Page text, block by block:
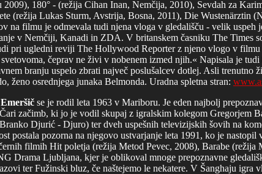
2009), 180° - (režija Cihan Inan, Nemčija, 2010), Sevdah za
(režija Lukas Sturm, Avstrija, Bosna, 2011), Die Wustenärztin
na filmu je odmevala tudi njena vloga v gledališču - velik
v Nemčiji, Kanadi in ZDA. V britanskem časniku The Times
pri ugledni reviji The Hollywood Reporter z njeno vlogo v
čeprav ne živi v nobenem izmed njih.« Napisala je
branju uspelo zbrati največ poslušalcev dotlej. Asli
ženo osrednjega junaka Belmonda. Uradna spletna stran:
se je rodil leta 1963 v Mariboru. Je eden najbolj
začimb, ki jo je vodil skupaj z igralskim kolegom Gregorjem
Djurić - Djuro) ter dveh uspešnih televizijskih šovih na
postala pozorna na njegovo ustvarjanje leta 1991, ko je
filmih Hit poletja (režija Metod Pevec, 2008), Barabe
Drama Ljubljana, kjer je oblikoval mnoge prepoznavne
ter Fužinski bluz, če naštejemo le nekatere. V Šanghaju igra